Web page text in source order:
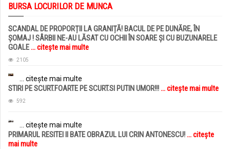
BURSA LOCURILOR DE MUNCA
SCANDAL DE PROPORȚII LA GRANIȚĂ! BACUL DE PE DUNĂRE, ÎN
ȘOMAJ ! SÂRBII NE-AU LĂSAT CU OCHII ÎN SOARE ȘI CU BUZUNARELE
GOALE... citește mai multe
2105
... citește mai multe
STIRI PE SCURT.FOARTE PE SCURT.SI PUTIN UMOR!!!... citește mai multe
592
... citește mai multe
PRIMARUL RESITEI II BATE OBRAZUL LUI CRIN ANTONESCU!... citește
mai multe